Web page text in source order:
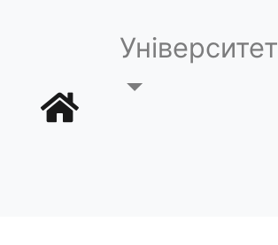
Університет